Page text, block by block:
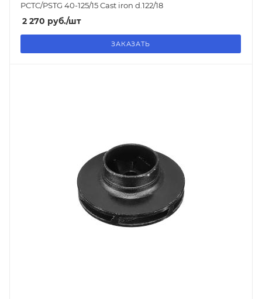
PCTC/PSTG 40-125/15 Cast iron d.122/18
2 270 руб./шт
ЗАКАЗАТЬ